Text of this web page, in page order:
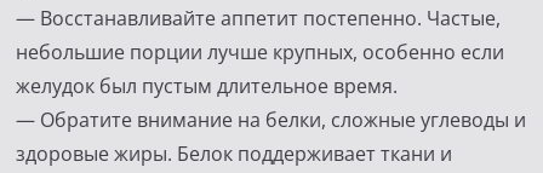
— Восстанавливайте аппетит постепенно. Частые,
небольшие порции лучше крупных, особенно если
желудок был пустым длительное время.
— Обратите внимание на белки, сложные углеводы и
здоровые жиры. Белок поддерживает ткани и